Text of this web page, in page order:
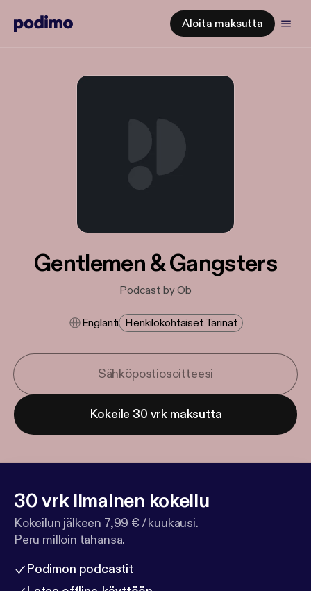
Aloita maksutta
Gentlemen & Gangsters
Podcast by Ob
Englanti Henkilökohtaiset Tarinat
Kokeile 30 vrk maksutta
30 vrk ilmainen kokeilu
Kokeilun jälkeen 7,99 € / kuukausi.
Peru milloin tahansa.
Podimon podcastit